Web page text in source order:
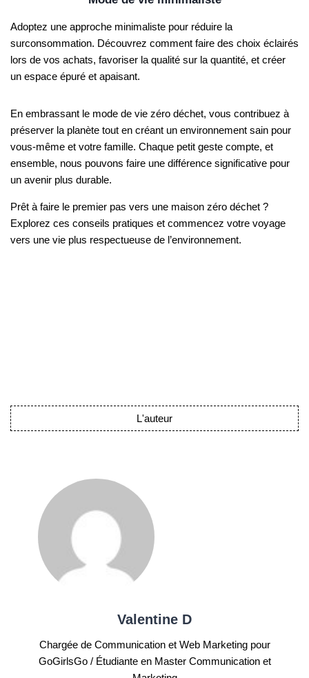
Adoptez une approche minimaliste pour réduire la
surconsommation. Découvrez comment faire des choix éclairés
lors de vos achats, favoriser la qualité sur la quantité, et créer
un espace épuré et apaisant.
En embrassant le mode de vie zéro déchet, vous contribuez à
préserver la planète tout en créant un environnement sain pour
vous-même et votre famille. Chaque petit geste compte, et
ensemble, nous pouvons faire une différence significative pour
un avenir plus durable.
Prêt à faire le premier pas vers une maison zéro déchet ?
Explorez ces conseils pratiques et commencez votre voyage
vers une vie plus respectueuse de l’environnement.
L'auteur
Valentine D
Chargée de Communication et Web Marketing pour
GoGirlsGo / Étudiante en Master Communication et